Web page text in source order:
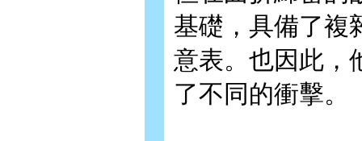
基礎，具備了複
意表。也因此，
了不同的衝擊。